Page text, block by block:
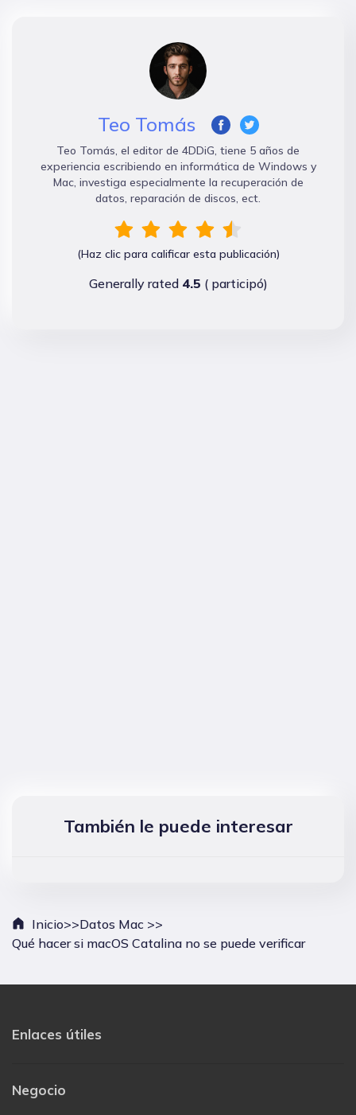
Teo Tomás
Teo Tomás, el editor de 4DDiG, tiene 5 años de
experiencia escribiendo en informática de Windows y
Mac, investiga especialmente la recuperación de
datos, reparación de discos, ect.
(Haz clic para calificar esta publicación)
Generally rated 4.5 (participó)
También le puede interesar
Inicio>>Datos Mac >>
Qué hacer si macOS Catalina no se puede verificar
Enlaces útiles
Negocio